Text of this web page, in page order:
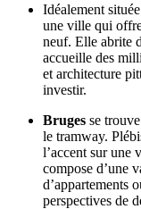
Idéalement
une ville qui offre
neuf. Elle abrite
accueille des
et architecture
investir.
Bruges se
le tramway.
l’accent sur une
compose d’une
d’appartements
perspectives de